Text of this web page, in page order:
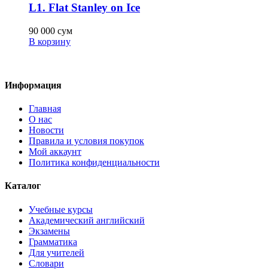
L1. Flat Stanley on Ice
90 000 сум
В корзину
Информация
Главная
О нас
Новости
Правила и условия покупок
Мой аккаунт
Политика конфиденциальности
Каталог
Учебные курсы
Академический английский
Экзамены
Грамматика
Для учителей
Словари